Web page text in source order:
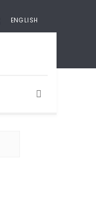
ENGLISH